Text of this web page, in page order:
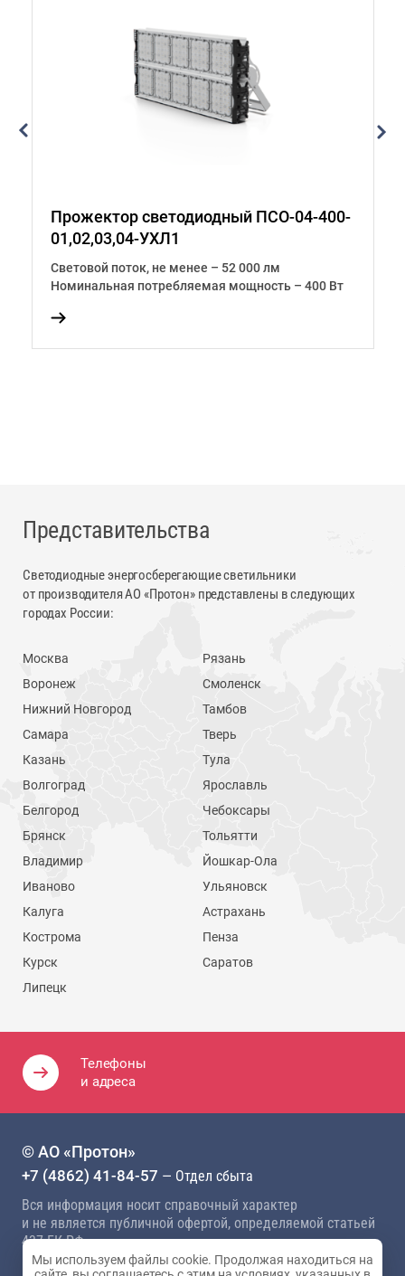
Прожектор светодиодный ПСО-04-400-
01,02,03,04-УХЛ1
Световой поток, не менее – 52 000 лм
Номинальная потребляемая мощность – 400 Вт
Телефоны
и адреса
Представительства
Светодиодные энергосберегающие светильники
от производителя АО «Протон» представлены в следующих
городах России:
Москва
Воронеж
Нижний Новгород
Самара
Казань
Волгоград
Белгород
Брянск
Владимир
Иваново
Калуга
Кострома
Курск
Липецк
Рязань
Смоленск
Тамбов
Тверь
Тула
Ярославль
Чебоксары
Тольятти
Йошкар-Ола
Ульяновск
Астрахань
Пенза
Саратов
© АО «Протон»
+7 (4862) 41-84-57 — Отдел сбыта
Вся информация носит справочный характер
и не является публичной офертой, определяемой статьей
437 ГК РФ
Мы используем файлы cookie. Продолжая находиться на